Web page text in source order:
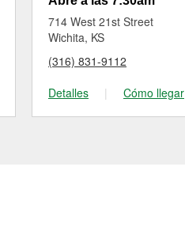
714 West 21st Street
Wichita, KS
(316) 831-9112
Detalles
| Cómo llegar